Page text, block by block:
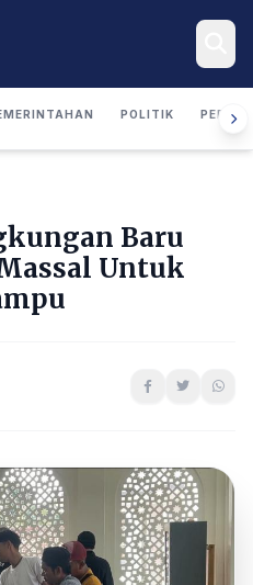
POLITIK
Baru
Untuk